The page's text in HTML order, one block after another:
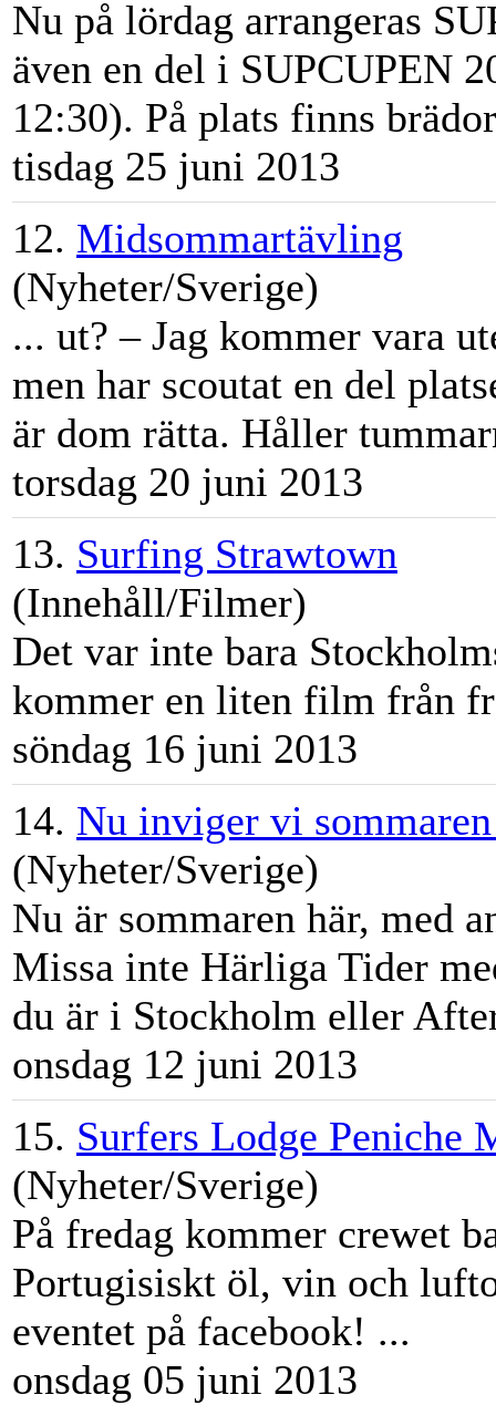
Nu på lördag arrangeras
även en del i SUPCUPEN
12:30). På plats finns
tisdag 25 juni 2013
12. Midsommartävling
(Nyheter/Sverige)
... ut? – Jag kommer vara
men har scoutat en del
är dom rätta. Håller
torsdag 20 juni 2013
13. Surfing Strawtown
(Innehåll/Filmer)
Det var inte bara Stockholm
kommer en liten film från
söndag 16 juni 2013
14. Nu inviger vi
(Nyheter/Sverige)
Nu är sommaren här, med
Missa inte Härliga Tider
du är i Stockholm eller
onsdag 12 juni 2013
15. Surfers Lodge Peniche
(Nyheter/Sverige)
På fredag kommer crewet
Portugisiskt öl, vin och
eventet på facebook! ...
onsdag 05 juni 2013